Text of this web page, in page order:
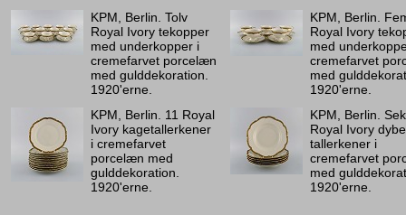
KPM, Berlin. Tolv
Royal Ivory tekopper
med underkopper i
cremefarvet porcelæn
med gulddekoration.
1920'erne.
KPM, Berlin.
Royal Ivory
med
cremefarvet
med
1920'erne.
KPM, Berlin. 11 Royal
Ivory kagetallerkener
i cremefarvet
porcelæn med
gulddekoration.
1920'erne.
KPM, Berlin.
Royal Ivory dybe
tallerkener i
cremefarvet
med
1920'erne.